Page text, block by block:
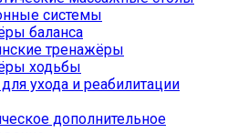
системы
баланса
тренажёры
ходьбы
ухода и реабилитации
дополнительное